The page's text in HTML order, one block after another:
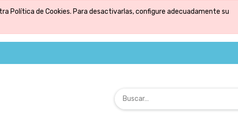
Política de Cookies. Para desactivarlas, configure adecuadamente su